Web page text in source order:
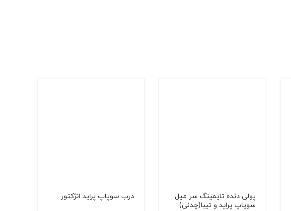
پولی دنده تایمینگ سر میل
سوپاپ پراید و تیبا(چدنی)
درب سوپاپ پراید انژکتور